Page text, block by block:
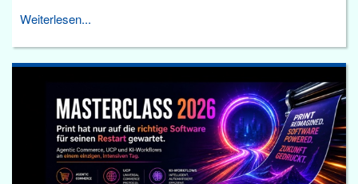
Weiterlesen...